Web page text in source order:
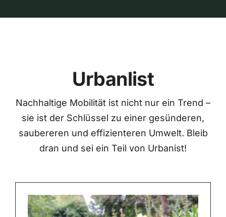
Urbanlist
Nachhaltige Mobilität ist nicht nur ein Trend –
sie ist der Schlüssel zu einer gesünderen,
saubereren und effizienteren Umwelt. Bleib
dran und sei ein Teil von Urbanist!